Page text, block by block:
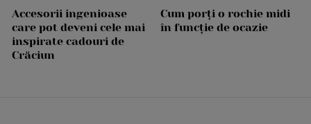
Accesorii ingenioase
care pot deveni cele mai
inspirate cadouri de
Crăciun
Cum porți o rochie midi
în funcție de ocazie